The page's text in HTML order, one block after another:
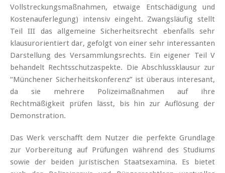
Vollstreckungsmaßnahmen, etwaige Entschädigung und
Kostenauferlegung) intensiv eingeht. Zwangsläufig stellt
Teil III das allgemeine Sicherheitsrecht ebenfalls sehr
klausurorientiert dar, gefolgt von einer sehr interessanten
Darstellung des Versammlungsrechts. Ein eigener Teil V
behandelt Rechtsschutzaspekte. Die Abschlussklausur zur
“Münchener Sicherheitskonferenz” ist überaus interesant,
da sie mehrere Polizeimaßnahmen auf ihre
Rechtmäßigkeit prüfen lässt, bis hin zur Auflösung der
Demonstration.
Das Werk verschafft dem Nutzer die perfekte Grundlage
zur Vorbereitung auf Prüfungen während des Studiums
sowie der beiden juristischen Staatsexamina. Es bietet